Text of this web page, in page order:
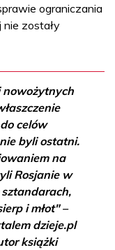
ograniczania
zostały
nowożytnych
celów
byli ostatni.
na
Rosjanie w
i młot" –
dzieje.pl
książki